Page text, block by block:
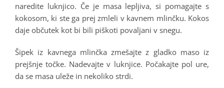
naredite luknjico. Če je masa lepljiva, si pomagajte s
kokosom, ki ste ga prej zmleli v kavnem mlinčku. Kokos
daje občutek kot bi bili piškoti povaljani v snegu.
Šipek iz kavnega mlinčka zmešajte z gladko maso iz
prejšnje točke. Nadevajte v luknjice. Počakajte pol ure,
da se masa uleže in nekoliko strdi.